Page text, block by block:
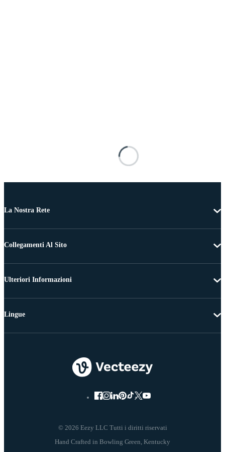
La Nostra Rete
Collegamenti Al Sito
Ulteriori Informazioni
© 2026 Eezy LLC Tutti i diritti riservati
Lingue